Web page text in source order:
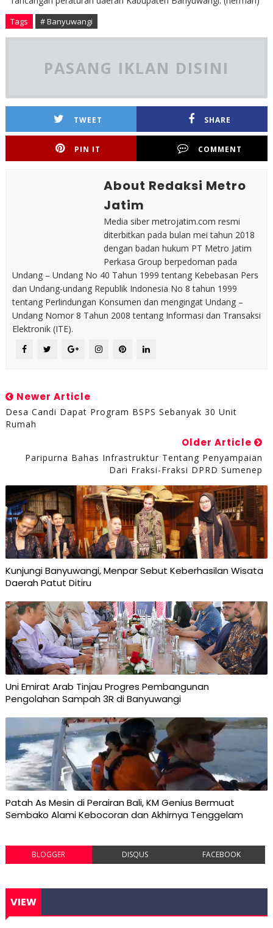
Tags # Banyuwangi
PASANG IKLAN DISINI
TWEET SHARE
PIN IT COMMENT
About Redaksi Metro
Jatim
Media siber metrojatim.com resmi
diterbitkan pada bulan mei tahun 2018
dengan badan hukum PT Metro Jatim
Perkasa Group berpedoman pada
Undang – Undang No 40 Tahun 1999 tentang Kebebasan Pers
dan Undang-undang Republik Indonesia No 8 tahun 1999
tentang Perlindungan Konsumen dan mengingat Undang –
Undang Nomor 8 Tahun 2008 tentang Informasi dan Transaksi
Elektronik (ITE).
Newer Article
Desa Candi Dapat Program BSPS Sebanyak 30 Unit
Rumah
Older Article
Paripurna Bahas Infrastruktur Tentang Penyampaian
Dari Fraksi-Fraksi DPRD Sumenep
Kunjungi Banyuwangi, Menpar Sebut Keberhasilan Wisata
Daerah Patut Ditiru
Uni Emirat Arab Tinjau Progres Pembangunan
Pengolahan Sampah 3R di Banyuwangi
Patah As Mesin di Perairan Bali, KM Genius Bermuat
Sembako Alami Kebocoran dan Akhirnya Tenggelam
BLOGGER DISQUS FACEBOOK
VIEW